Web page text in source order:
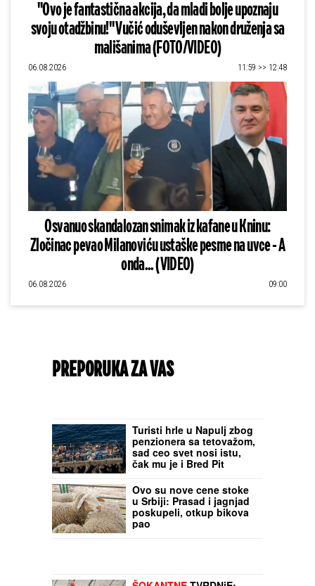
"Ovo je fantastična akcija, da mladi bolje upoznaju
svoju otadžbinu!" Vučić oduševljen nakon druženja sa
mališanima (FOTO/VIDEO)
06.08.2026 11:59 >> 12:48
Osvanuo skandalozan snimak iz kafane u Kninu:
Zločinac pevao Milanoviću ustaške pesme na uvce - A
onda... (VIDEO)
06.08.2026 09:00
PREPORUKA ZA VAS